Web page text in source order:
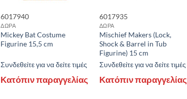
6017940
ΔΩΡΑ
Mickey Bat Costume
Figurine 15,5 cm
Συνδεθείτε για να δείτε τιμές
Κατόπιν παραγγελίας
6017935
ΔΩΡΑ
Mischief Makers (Lock,
Shock & Barrel in Tub
Figurine) 15 cm
Συνδεθείτε για να δείτε τιμές
Κατόπιν παραγγελίας